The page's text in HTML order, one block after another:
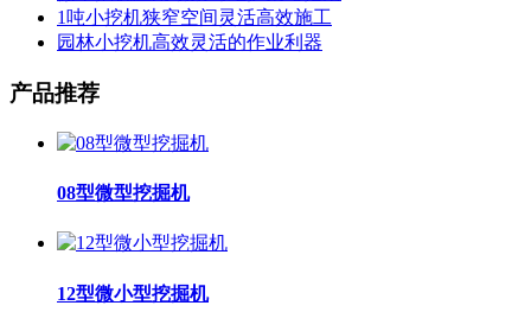
1吨小挖机狭窄空间灵活高效施工
园林小挖机高效灵活的作业利器
产品推荐
08型微型挖掘机
12型微小型挖掘机